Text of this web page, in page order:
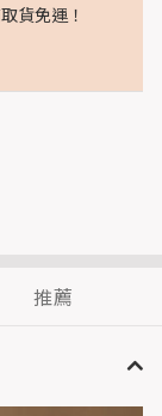
貨免運！
推薦